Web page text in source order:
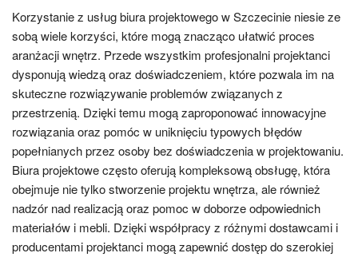
Korzystanie z usług biura projektowego w Szczecinie niesie ze
sobą wiele korzyści, które mogą znacząco ułatwić proces
aranżacji wnętrz. Przede wszystkim profesjonalni projektanci
dysponują wiedzą oraz doświadczeniem, które pozwala im na
skuteczne rozwiązywanie problemów związanych z
przestrzenią. Dzięki temu mogą zaproponować innowacyjne
rozwiązania oraz pomóc w uniknięciu typowych błędów
popełnianych przez osoby bez doświadczenia w projektowaniu.
Biura projektowe często oferują kompleksową obsługę, która
obejmuje nie tylko stworzenie projektu wnętrza, ale również
nadzór nad realizacją oraz pomoc w doborze odpowiednich
materiałów i mebli. Dzięki współpracy z różnymi dostawcami i
producentami projektanci mogą zapewnić dostęp do szerokiej